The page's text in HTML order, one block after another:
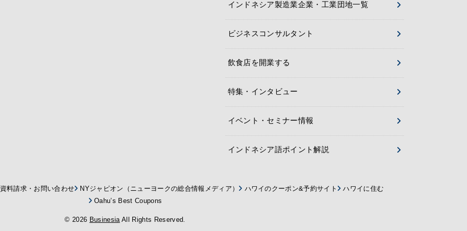
インドネシア製造業企業・工業団地一覧
ビジネスコンサルタント
飲食店を開業する
特集・インタビュー
イベント・セミナー情報
インドネシア語ポイント解説
資料請求・お問い合わせ NYジャピオン（ニューヨークの総合情報メディア） ハワイのクーポン&予約サイト
ハワイに住む
Oahu’s Best Coupons
© 2026 BusinesiaAll Rights Reserved.